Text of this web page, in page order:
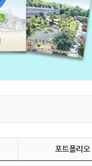
포트폴리오